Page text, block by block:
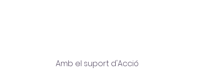
Amb el suport d'Acció